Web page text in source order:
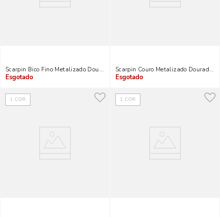
Scarpin Bico Fino Metalizado Dourado Salto Baixo
Indisponível
Scarpin Couro Metalizado Dourado
Indisponível
1 COR 1 COR